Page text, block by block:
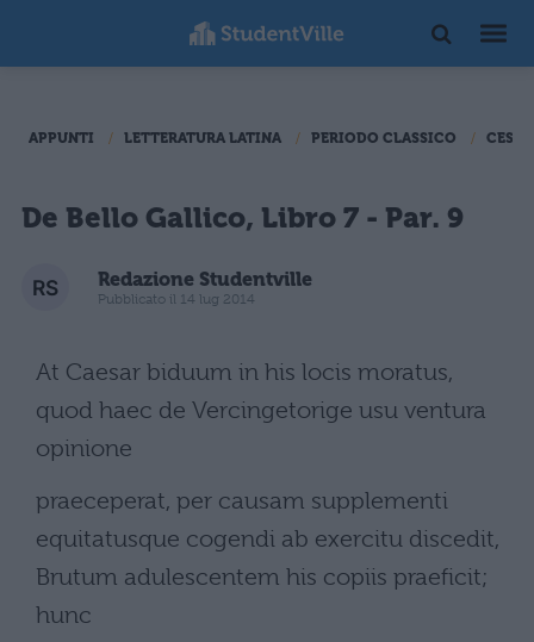
APPUNTI LETTERATURA LATINA PERIODO CLASSICO
De Bello Gallico, Libro 7 - Par. 9
Redazione Studentville
Pubblicato il 14 lug 2014
At Caesar biduum in his locis moratus,
quod haec de Vercingetorige usu ventura
opinione
praeceperat, per causam supplementi
equitatusque cogendi ab exercitu discedit,
Brutum adulescentem his copiis praeficit;
hunc